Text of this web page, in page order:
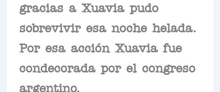
gracias a Xuavia pudo
sobrevivir esa noche helada.
Por esa acción Xuavia fue
condecorada por el congreso
argentino.